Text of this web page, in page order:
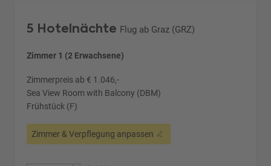
5 Hotelnächte Flug ab Graz (GRZ)
Zimmer 1 (2 Erwachsene)
Zimmerpreis ab € 1.046,-
Sea View Room with Balcony (DBM)
Frühstück (F)
Zimmer & Verpflegung anpassen